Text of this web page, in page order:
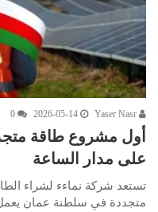
2026-05-14
0
أول مشروع طاقة
على مدار الساعة
تستعد شركة نماءء لشراء
متجددة في سلطنة عمان